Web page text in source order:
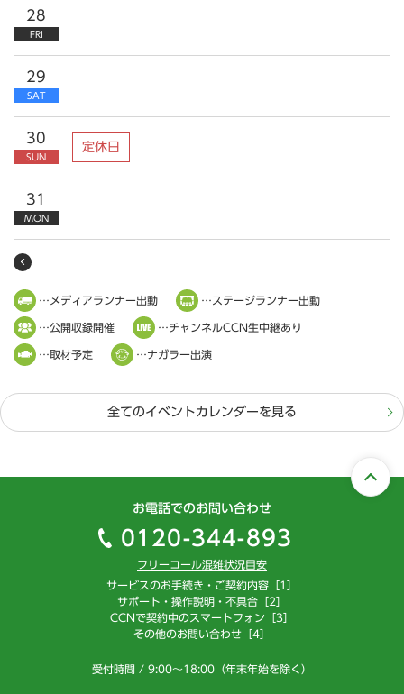
28
FRI
29
SAT
30
SUN
定休日
31
MON
…メディアランナー出動 …ステージランナー出動
…公開収録開催 …チャンネルCCN生中継あり
…取材予定 …ナガラー出演
全てのイベントカレンダーを見る
お電話でのお問い合わせ
0120-344-893
フリーコール混雑状況目安
サービスのお手続き・ご契約内容［1］
サポート・操作説明・不具合［2］
CCNで契約中のスマートフォン［3］
その他のお問い合わせ［4］
受付時間 / 9:00～18:00（年末年始を除く）